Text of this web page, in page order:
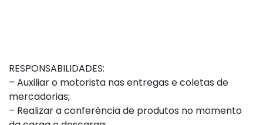
RESPONSABILIDADES:
– Auxiliar o motorista nas entregas e coletas de
mercadorias;
– Realizar a conferência de produtos no momento